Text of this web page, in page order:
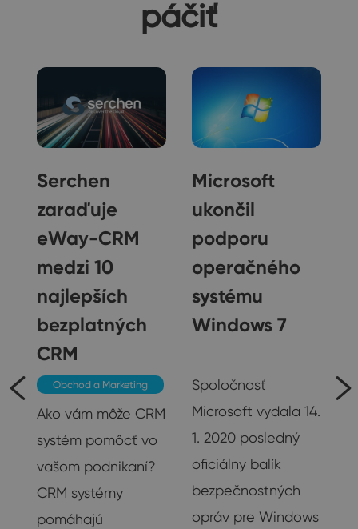
páčiť
Serchen
zaraďuje
eWay-CRM
medzi 10
najlepších
bezplatných
CRM
Obchod a Marketing
Ako vám môže CRM
systém pomôcť vo
vašom podnikaní?
CRM systémy
pomáhajú
Microsoft
ukončil
podporu
operačného
systému
Windows 7
Spoločnosť
Microsoft vydala 14.
1. 2020 posledný
oficiálny balík
bezpečnostných
opráv pre Windows